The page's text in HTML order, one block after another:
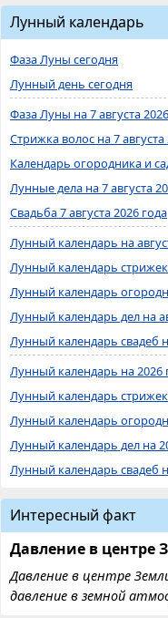
Лунный календарь
Фаза Луны сегодня
Лунный день сегодня
Фаза Луны на 7 августа
Стрижка волос на 7 августа
Календарь огородника и
Лунные дела на 7 августа
Свадьба 7 августа 2026 года
Лунный календарь на
Лунный календарь стрижек
Лунный календарь
Лунный календарь дел на
Лунный календарь свадеб
Лунный календарь на 2026
Лунный календарь
Лунный календарь
Лунный календарь дел на
Лунный календарь свадеб
Интересный факт
Давление в центре
Давление в центре
давление в земной